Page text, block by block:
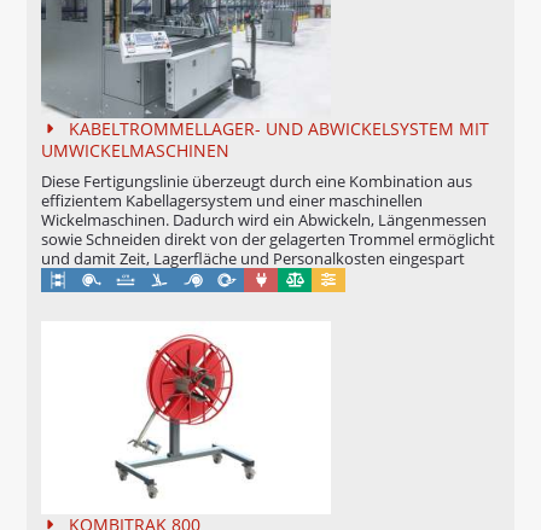
PORTROL - UMWICKELLINIE IM
SCHWERLASTBEREICH
UMWICKELMASCHINEN IN LINIE
KABELTROMMELLAGER- UND
ABWICKELSYSTEM MIT
UMWICKELMASCHINEN
DOPPELRING- UND
RINGWICKEL- UND ABBINDELINIE
LÄNGENMESSGERÄTE
MESSBOI 10
MESSBOI 25
KABELTROMMELLAGER- UND ABWICKELSYSTEM MIT
UMWICKELMASCHINEN
Diese Fertigungslinie überzeugt durch eine Kombination aus
effizientem Kabellagersystem und einer maschinellen
Wickelmaschinen. Dadurch wird ein Abwickeln, Längenmessen
sowie Schneiden direkt von der gelagerten Trommel ermöglicht
und damit Zeit, Lagerfläche und Personalkosten eingespart
Maschinell
Eichung möglich
Konfigurierbar
KOMBITRAK 800